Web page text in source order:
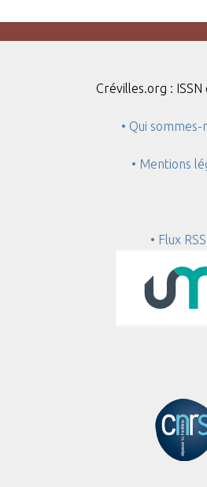
Crévilles.org :
• Qui sommes-
• Mentions
• Flux RSS